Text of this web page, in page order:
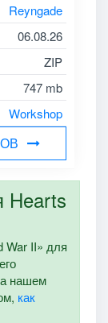
Reyngade
06.08.26
ZIP
747 mb
Workshop
Hearts
War II» для
нашем
как